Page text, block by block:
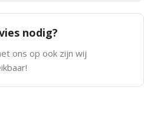
nodig?
ons op ook zijn wij